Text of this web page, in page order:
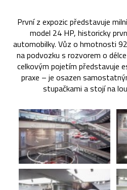
První z expozic představuje
model 24 HP, historicky
automobilky. Vůz o hmotnosti
na podvozku s rozvorem o
celkovým pojetím představuje
praxe – je osazen
stupačkami a stojí na